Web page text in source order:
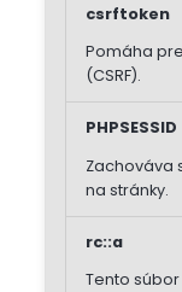
csrftoken
Pomáha
(CSRF).
PHPSESSID
Zachováva
na stránky.
rc::a
Tento